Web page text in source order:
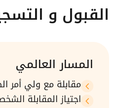
القبول و
المسار العالمي
4مقابلة مع ولي أمر
4 اجتياز المقابلة